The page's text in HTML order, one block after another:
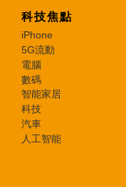
科技焦點
iPhone
5G流動
電腦
數碼
智能家居
科技
汽車
人工智能